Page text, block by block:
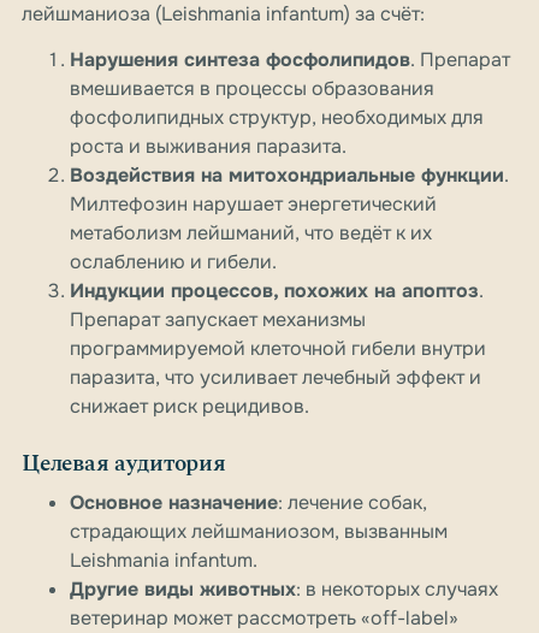
лейшманиоза (Leishmania infantum) за счёт:
Нарушения синтеза фосфолипидов. Препарат
вмешивается в процессы образования
фосфолипидных структур, необходимых для
роста и выживания паразита.
Воздействия на митохондриальные функции.
Милтефозин нарушает энергетический
метаболизм лейшманий, что ведёт к их
ослаблению и гибели.
Индукции процессов, похожих на апоптоз.
Препарат запускает механизмы
программируемой клеточной гибели внутри
паразита, что усиливает лечебный эффект и
снижает риск рецидивов.
Целевая аудитория
Основное назначение: лечение собак,
страдающих лейшманиозом, вызванным
Leishmania infantum.
Другие виды животных: в некоторых случаях
ветеринар может рассмотреть «off-label»